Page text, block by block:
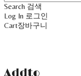
Search 검색
Log In 로그인
Cart장바구니
Addto